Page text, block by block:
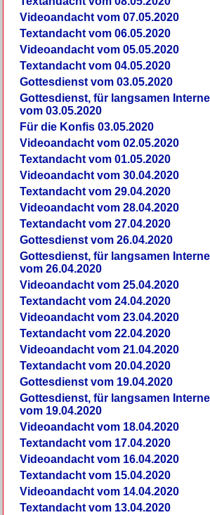
Videoandacht vom 07.05.2020
Textandacht vom 06.05.2020
Videoandacht vom 05.05.2020
Textandacht vom 04.05.2020
Gottesdienst vom 03.05.2020
Gottesdienst, für langsamen
vom 03.05.2020
Für die Konfis 03.05.2020
Videoandacht vom 02.05.2020
Textandacht vom 01.05.2020
Videoandacht vom 30.04.2020
Textandacht vom 29.04.2020
Videoandacht vom 28.04.2020
Textandacht vom 27.04.2020
Gottesdienst vom 26.04.2020
Gottesdienst, für langsamen
vom 26.04.2020
Videoandacht vom 25.04.2020
Textandacht vom 24.04.2020
Videoandacht vom 23.04.2020
Textandacht vom 22.04.2020
Videoandacht vom 21.04.2020
Textandacht vom 20.04.2020
Gottesdienst vom 19.04.2020
Gottesdienst, für langsamen
vom 19.04.2020
Videoandacht vom 18.04.2020
Textandacht vom 17.04.2020
Videoandacht vom 16.04.2020
Textandacht vom 15.04.2020
Videoandacht vom 14.04.2020
Textandacht vom 13.04.2020